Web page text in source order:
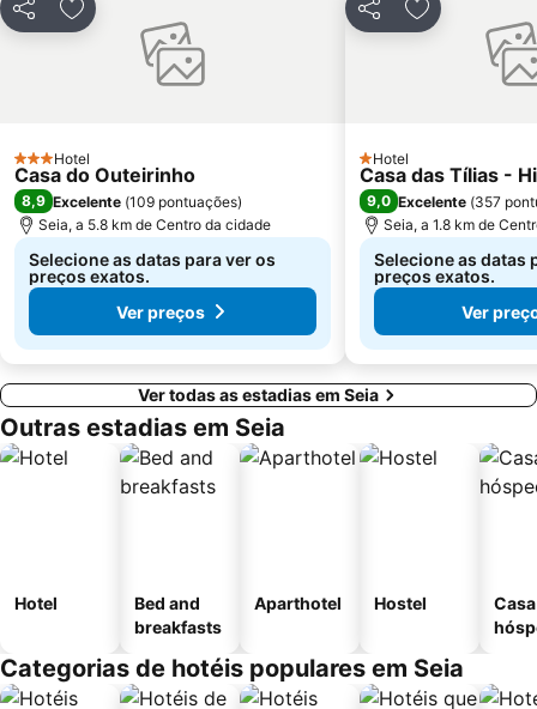
PartilharAdicionar aos favoritos
3 Estrelas
Hotel
Casa do Outeirinho
8,9 Excelente (109 pontuações)
Seia, a 5.8 km de Centro da cidade
Selecione as datas para ver os
preços exatos.
Ver preços
PartilharAdicionar
1 Estrelas
Hotel
Casa das Tílias -
9,0 Excelente (357
Seia, a 1.8 km de
Selecione as datas
preços exatos.
Ver
Ver todas as estadias em Seia
Outras estadias em Seia
Hotel
Bed and
breakfasts
Aparthotel Hostel
Categorias de hotéis populares em Seia